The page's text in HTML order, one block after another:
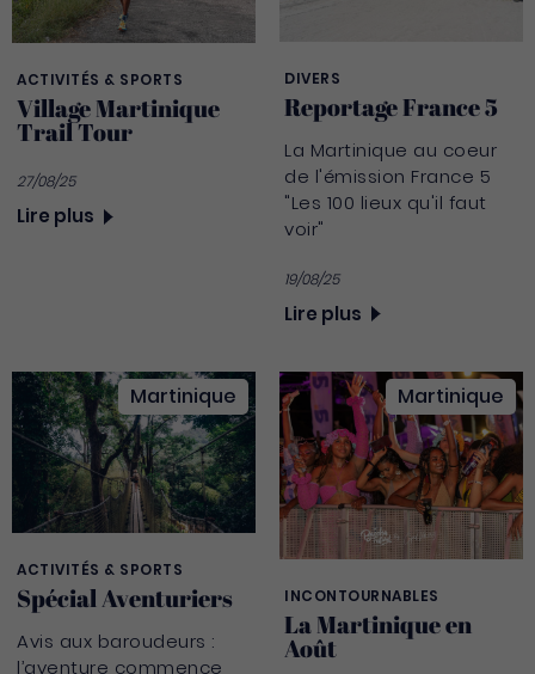
ACTIVITÉS & SPORTS
Village Martinique
Trail Tour
27/08/25
Lire plus
DIVERS
Reportage France 5
La Martinique au coeur
de l'émission France 5
"Les 100 lieux qu'il faut
voir"
19/08/25
Lire plus
Martinique
ACTIVITÉS & SPORTS
Spécial Aventuriers
Avis aux baroudeurs :
l’aventure commence
Martinique
INCONTOURNABLES
La Martinique en
Août